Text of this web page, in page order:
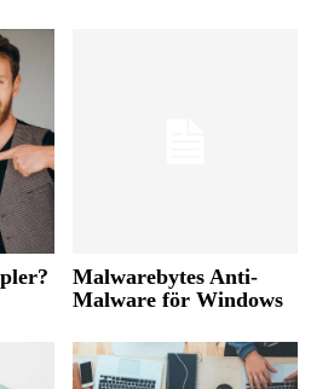
Malwarebytes Anti-
Malware för Windows